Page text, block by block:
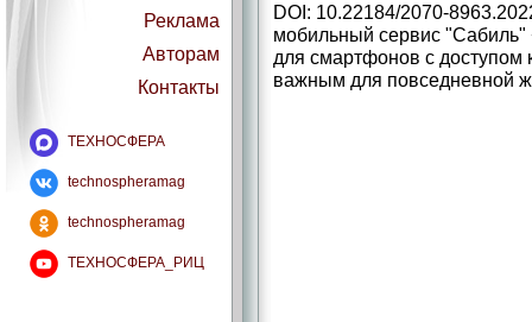
Реклама
Авторам
Контакты
ТЕХНОСФЕРА
technospheramag
technospheramag
ТЕХНОСФЕРА_РИЦ
DOI: 10.22184/2070-
мобильный сервис "Сабиль"
для смартфонов с
важным для повседневной